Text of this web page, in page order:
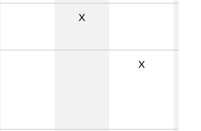
X
X